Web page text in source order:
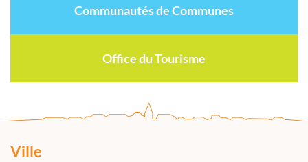
Communautés de Communes
Office du Tourisme
Ville